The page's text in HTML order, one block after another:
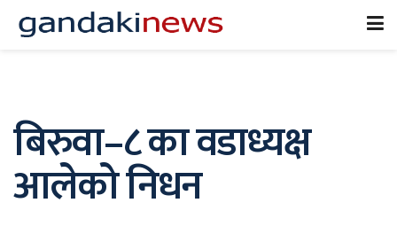
बिरुवा–८ का वडाध्यक्ष
आलेको निधन